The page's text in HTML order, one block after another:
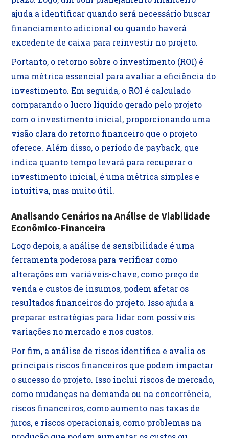
ajuda a identificar quando será necessário buscar
financiamento adicional ou quando haverá
excedente de caixa para reinvestir no projeto.
Portanto, o retorno sobre o investimento (ROI) é
uma métrica essencial para avaliar a eficiência do
investimento. Em seguida, o ROI é calculado
comparando o lucro líquido gerado pelo projeto
com o investimento inicial, proporcionando uma
visão clara do retorno financeiro que o projeto
oferece. Além disso, o período de payback, que
indica quanto tempo levará para recuperar o
investimento inicial, é uma métrica simples e
intuitiva, mas muito útil.
Analisando Cenários na Análise de Viabilidade
Econômico-Financeira
Logo depois, a análise de sensibilidade é uma
ferramenta poderosa para verificar como
alterações em variáveis-chave, como preço de
venda e custos de insumos, podem afetar os
resultados financeiros do projeto. Isso ajuda a
preparar estratégias para lidar com possíveis
variações no mercado e nos custos.
Por fim, a análise de riscos identifica e avalia os
principais riscos financeiros que podem impactar
o sucesso do projeto. Isso inclui riscos de mercado,
como mudanças na demanda ou na concorrência,
riscos financeiros, como aumento nas taxas de
juros, e riscos operacionais, como problemas na